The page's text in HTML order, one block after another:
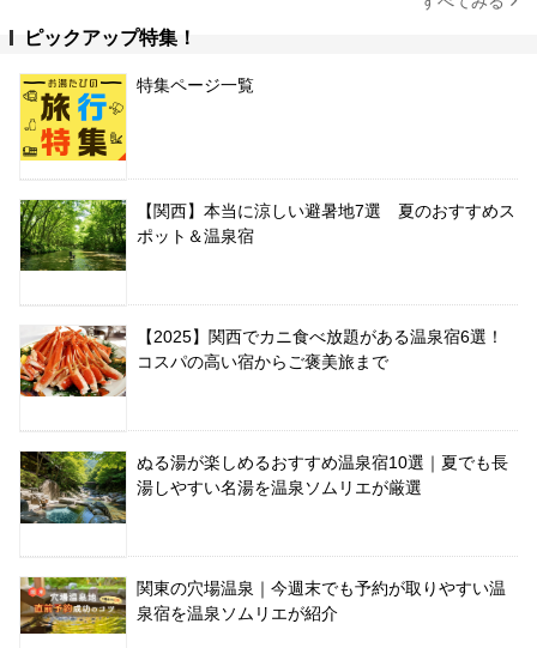
ピックアップ特集！
特集ページ一覧
【関西】本当に涼しい避暑地7選 夏のおすすめス
ポット＆温泉宿
【2025】関西でカニ食べ放題がある温泉宿6選！
コスパの高い宿からご褒美旅まで
ぬる湯が楽しめるおすすめ温泉宿10選｜夏でも長
湯しやすい名湯を温泉ソムリエが厳選
関東の穴場温泉｜今週末でも予約が取りやすい温
泉宿を温泉ソムリエが紹介